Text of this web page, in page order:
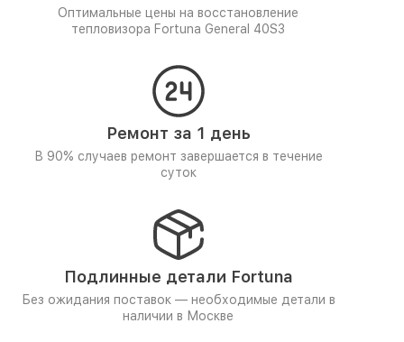
Оптимальные цены на восстановление
тепловизора Fortuna General 40S3
Ремонт за 1 день
В 90% случаев ремонт завершается в течение
суток
Подлинные детали Fortuna
Без ожидания поставок — необходимые детали в
наличии в Москве